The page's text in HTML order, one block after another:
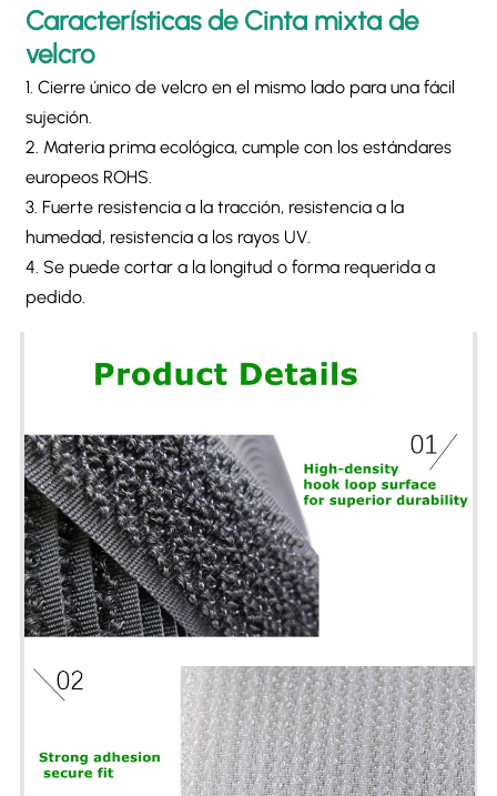
Características de Cinta mixta de
velcro
1. Cierre único de velcro en el mismo lado para una fácil
sujeción.
2. Materia prima ecológica, cumple con los estándares
europeos ROHS.
3. Fuerte resistencia a la tracción, resistencia a la
humedad, resistencia a los rayos UV.
4. Se puede cortar a la longitud o forma requerida a
pedido.